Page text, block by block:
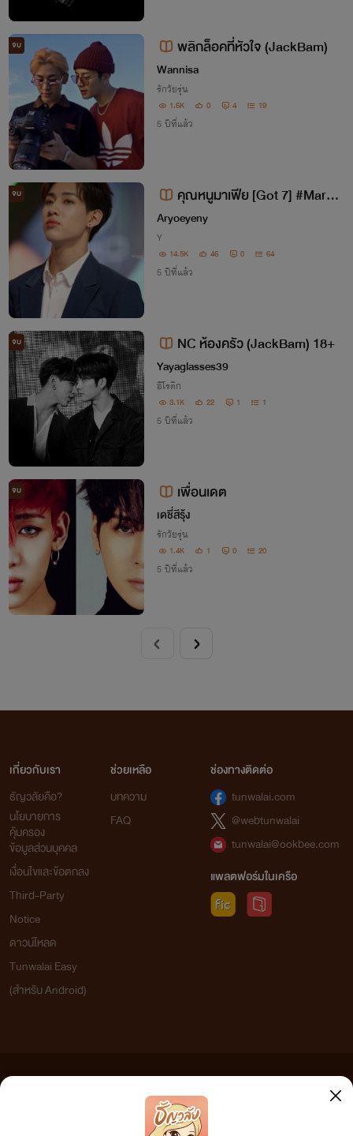
จบ พลิกล็อคที่หัวใจ (JackBam)
Wannisa
รักวัยรุ่น
1.6K 0 4 19
5 ปีที่แล้ว
จบ
คุณหนูมาเฟีย [Got 7] #Markb
am #Jackbam
Aryoeyeny
Y
14.5K 46 0 64
5 ปีที่แล้ว
จบ NC ห้องครัว (JackBam) 18+
Yayaglasses39
อีโรติก
3.1K 22 1 1
5 ปีที่แล้ว
จบ เพื่อนเดต
เดชี่สีรุ้ง
รักวัยรุ่น
1.4K 1 0 20
5 ปีที่แล้ว
เกี่ยวกับเรา
ธัญวลัยคือ?
นโยบายการ
คุ้มครอง
ข้อมูลส่วนบุคคล
เงื่อนไขและข้อตกลง
Third-Party
Notice
ดาวน์โหลด
Tunwalai Easy
(สำหรับ Android)
ช่วยเหลือ
บทความ
FAQ
ช่องทางติดต่อ
tunwalai.com
@webtunwalai
tunwalai@ookbee.com
แพลตฟอร์มในเครือ
เว็บไซต์แห่งนี้ไม่ได้เห็นด้วยและไม่ขอรับผิดชอบต่อข้อความใดๆ ทั้งสิ้น ดังนั้นผู้อ่านทุกท่านโปรดใช้
วิจารณญาณในการกลั่นกรองด้วยตนเอง และหากท่านพบข้อความใดๆ ที่ขัดต่อกฎหมายและศีลธรรม